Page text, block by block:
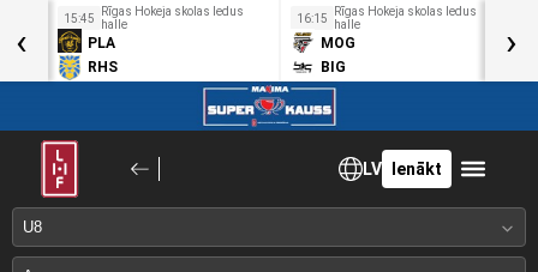
15:45
Rīgas Hokeja skolas ledus
halle
PLA
RHS
16:15
Rīgas Hokeja skolas ledus
halle
MOG
BIG
‹ ›
LV Ienākt